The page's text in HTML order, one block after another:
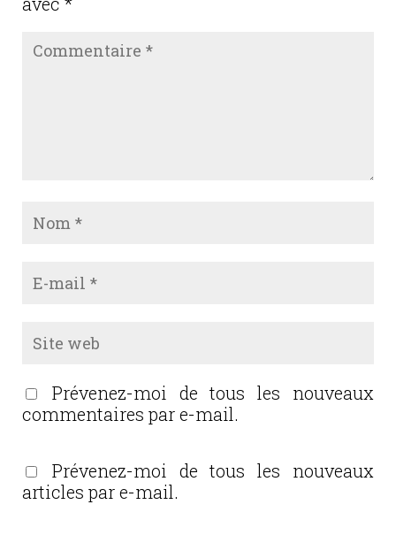
Prévenez-moi de tous les nouveaux
commentaires par e-mail.
Prévenez-moi de tous les nouveaux
articles par e-mail.